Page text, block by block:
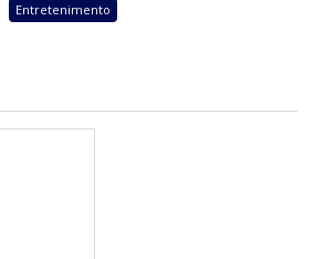
Entretenimento